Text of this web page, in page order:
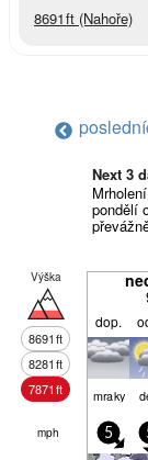
8691ft (Nahoře)
Next 3
pondělí
Výška
8691ft
8281ft
7871ft
dop.
mraky
mph 5